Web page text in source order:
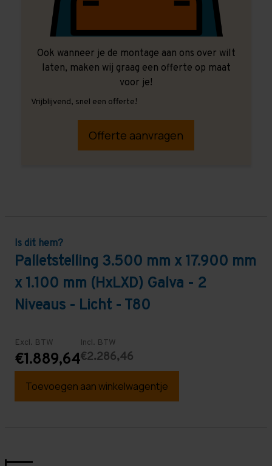
Ook wanneer je de montage aan ons over wilt
laten, maken wij graag een offerte op maat
voor je!
Vrijblijvend, snel een offerte!
Offerte aanvragen
Is dit hem?
Palletstelling 3.500 mm x 17.900 mm
x 1.100 mm (HxLXD) Galva - 2
Niveaus - Licht - T80
Excl. BTW
€1.889,64
Incl. BTW
€2.286,46
Toevoegen aan winkelwagentje